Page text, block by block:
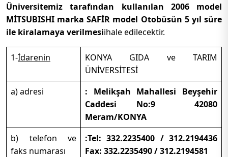
Üniversitemiz tarafından kullanılan 2006 model
MİTSUBISHI marka SAFİR model Otobüsün 5 yıl süre
ile kiralamaya verilmesiihale edilecektir.
1-İdarenin
KONYA GIDA ve TARIM
ÜNİVERSİTESİ
a) adresi
:
Melikşah Mahallesi Beyşehir
Caddesi No:9 42080
Meram/KONYA
b) telefon ve
faks numarası
:Tel: 332.2235400 / 312.2194436
Fax: 332.2235490 / 312.2194581